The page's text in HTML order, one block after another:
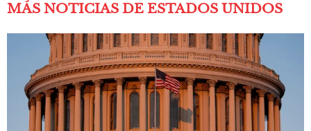
MÁS NOTICIAS DE ESTADOS UNIDOS